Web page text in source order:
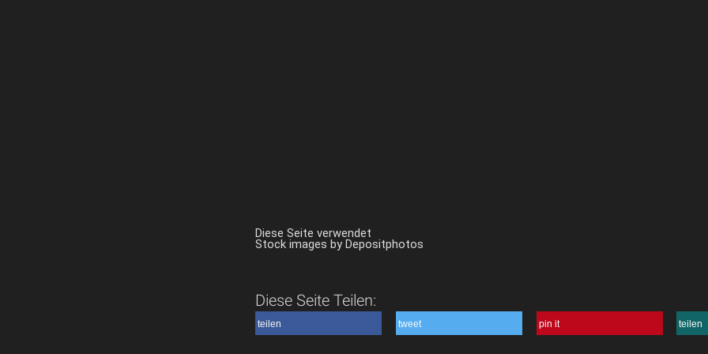
Diese Seite verwendet
Stock images by Depositphotos
Diese Seite Teilen:
teilen tweet pin it teilen